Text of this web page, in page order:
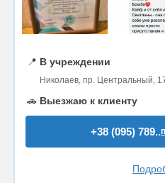
📍 В учреждении
Николаев, пр. Центральный,
🚗 Выезжаю к клиенту
+38 (095) 789..